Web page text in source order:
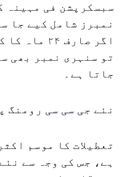
نمبرز شامل کیے جا
اگر صارف
تو سنہری نمبر بھی
جاتا ہے۔
نئے جی سی سی رومنگ
تعطیلات کا موسم
ہے، جس کی وجہ سے